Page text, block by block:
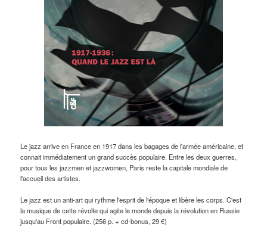
Le jazz arrive en France en 1917 dans les bagages de l'armée américaine, et
connait immédiatement un grand succès populaire. Entre les deux guerres,
pour tous les jazzmen et jazzwomen, Paris reste la capitale mondiale de
l'accueil des artistes.
Le jazz est un anti-art qui rythme l'esprit de l'époque et libère les corps. C'est
la musique de cette révolte qui agite le monde depuis la révolution en Russie
jusqu'au Front populaire. (256 p. + cd-bonus, 29 €)